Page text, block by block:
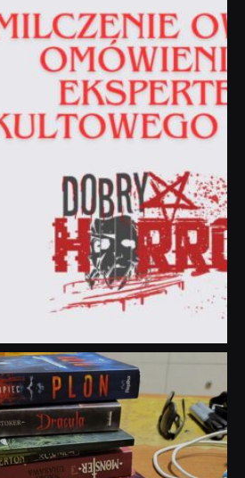
dobryhorror
Lip 31